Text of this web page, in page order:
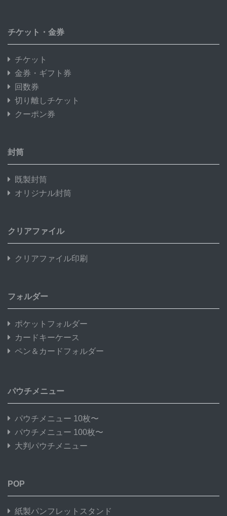
チケット・金券
チケット
金券・ギフト券
回数券
切り離しチケット
クーポン券
封筒
既製封筒
オリジナル封筒
クリアファイル
クリアファイル印刷
フォルダー
ポケットフォルダー
カードキーケース
ペン＆カードフォルダー
パウチメニュー
パウチメニュー 10枚〜
パウチメニュー 100枚〜
大判パウチメニュー
POP
紙製パンフレットスタンド